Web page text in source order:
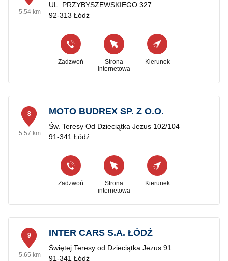
5.54 km
UL. PRZYBYSZEWSKIEGO 327
92-313 Łódź
Zadzwoń
Strona
internetowa
Kierunek
8
5.57 km
MOTO BUDREX SP. Z O.O.
Św. Teresy Od Dzieciątka Jezus 102/104
91-341 Łódź
Zadzwoń
Strona
internetowa
Kierunek
9
5.65 km
INTER CARS S.A. ŁÓDŹ
Świętej Teresy od Dzieciątka Jezus 91
91-341 Łódź